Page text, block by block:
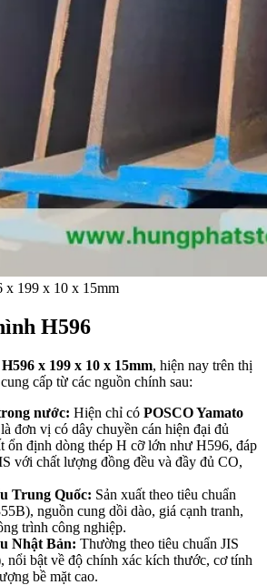
x 199 x 10 x 15mm
H596
x 199 x 10 x 15mm, hiện nay trên thị
cấp từ các nguồn chính sau:
nước: Hiện chỉ có POSCO Yamato
là đơn vị có dây chuyền cán hiện đại đủ
ổn định dòng thép H cỡ lớn như H596, đáp
với chất lượng đồng đều và đầy đủ CO,
Trung Quốc: Sản xuất theo tiêu chuẩn
nguồn cung dồi dào, giá cạnh tranh,
trình công nghiệp.
Nhật Bản: Thường theo tiêu chuẩn JIS
nổi bật về độ chính xác kích thước, cơ tính
bề mặt cao.